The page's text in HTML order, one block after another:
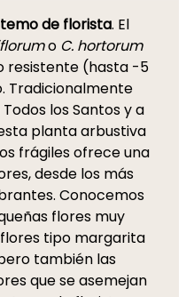
de florista. El
o C. hortorum
resistente (hasta -5
Tradicionalmente
los Santos y a
planta arbustiva
frágiles ofrece una
desde los más
Conocemos
flores muy
tipo margarita
también las
que se asemejan